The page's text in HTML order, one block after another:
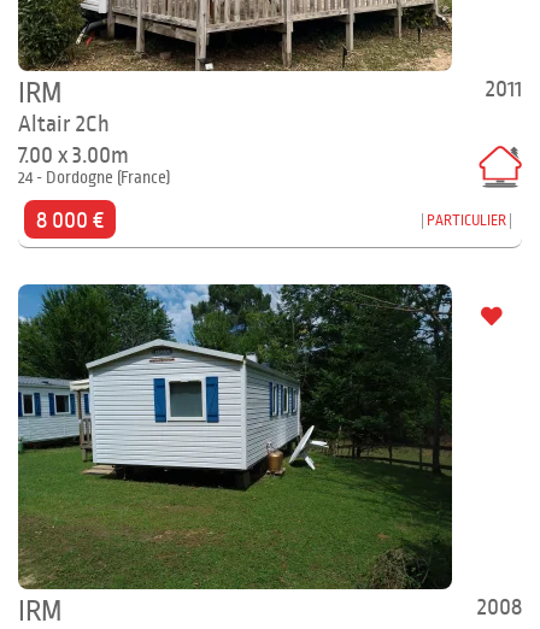
2011
IRM
Altair 2Ch
7.00 x 3.00m
24 - Dordogne (France)
8 000 € PARTICULIER
2008
IRM